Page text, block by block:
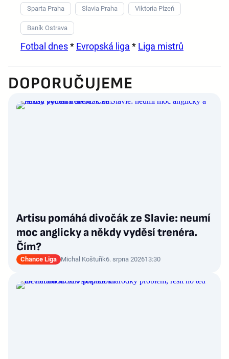
Sparta Praha Slavia Praha Viktoria Plzeň
Baník Ostrava
Fotbal dnes* Evropská liga * Liga mistrů
DOPORUČUJEME
Artisu pomáhá divočák ze Slavie: neumí
moc anglicky a někdy vyděsí trenéra.
Čím?
Chance Liga Michal Koštuřík6. srpna 202613:30